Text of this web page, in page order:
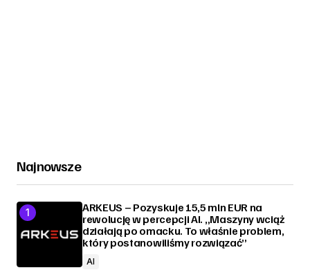
Najnowsze
ARKEUS – Pozyskuje 15,5 mln EUR na
rewolucję w percepcji AI. „Maszyny wciąż
działają po omacku. To właśnie problem,
który postanowiliśmy rozwiązać”
AI